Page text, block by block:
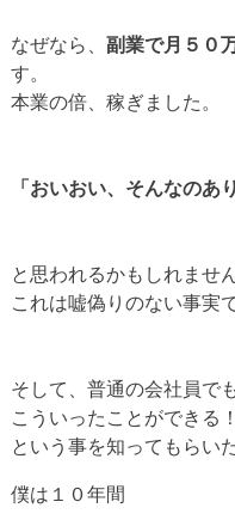
なぜなら、 副業で月５０
す。
本業の倍、稼ぎました。
「おいおい、そんなのあ
と思われるかもしれません
これは嘘偽りのない事実で
そして、普通の会社員でも
こういったことができる！
という事を知ってもらい
僕は１０年間